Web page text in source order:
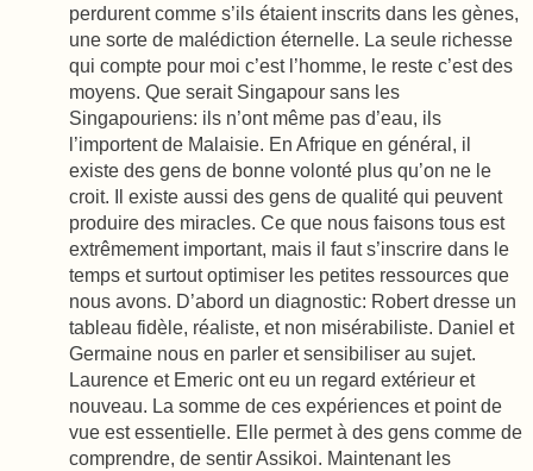
perdurent comme s’ils étaient inscrits dans les gènes,
une sorte de malédiction éternelle. La seule richesse
qui compte pour moi c’est l’homme, le reste c’est des
moyens. Que serait Singapour sans les
Singapouriens: ils n’ont même pas d’eau, ils
l’importent de Malaisie. En Afrique en général, il
existe des gens de bonne volonté plus qu’on ne le
croit. Il existe aussi des gens de qualité qui peuvent
produire des miracles. Ce que nous faisons tous est
extrêmement important, mais il faut s’inscrire dans le
temps et surtout optimiser les petites ressources que
nous avons. D’abord un diagnostic: Robert dresse un
tableau fidèle, réaliste, et non misérabiliste. Daniel et
Germaine nous en parler et sensibiliser au sujet.
Laurence et Emeric ont eu un regard extérieur et
nouveau. La somme de ces expériences et point de
vue est essentielle. Elle permet à des gens comme de
comprendre, de sentir Assikoi. Maintenant les